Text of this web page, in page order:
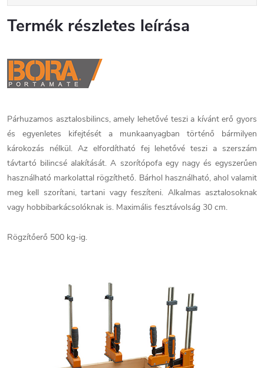
Termék részletes leírása
Párhuzamos asztalosbilincs, amely lehetővé teszi a kívánt erő gyors
és egyenletes kifejtését a munkaanyagban történő bármilyen
károkozás nélkül. Az elfordítható fej lehetővé teszi a szerszám
távtartó bilincsé alakítását. A szorítópofa egy nagy és egyszerűen
használható markolattal rögzíthető. Bárhol használható, ahol valamit
meg kell szorítani, tartani vagy feszíteni. Alkalmas asztalosoknak
vagy hobbibarkácsolóknak is. Maximális fesztávolság 30 cm.
Rögzítőerő 500 kg‑ig.